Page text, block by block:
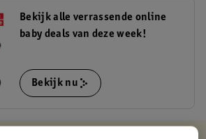
Bekijk alle verrassende online
baby deals van deze week!
Bekijk nu